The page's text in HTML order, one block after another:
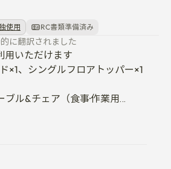
使用 RC書類準備済み
に翻訳されました
用いただけます
×1、シングルフロアトッパー×1
ル&チェア（食事·作業用